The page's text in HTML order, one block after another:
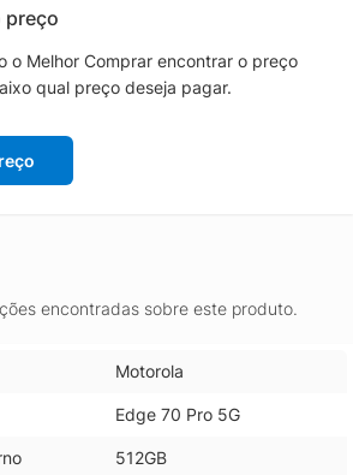
preço
o Melhor Comprar encontrar o preço
qual preço deseja pagar.
encontradas sobre este produto.
Motorola
Edge 70 Pro 5G
512GB